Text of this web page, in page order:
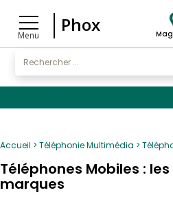
Menu
Phox
Accueil Téléphonie Multimédia
Téléphones Mobiles :
marques